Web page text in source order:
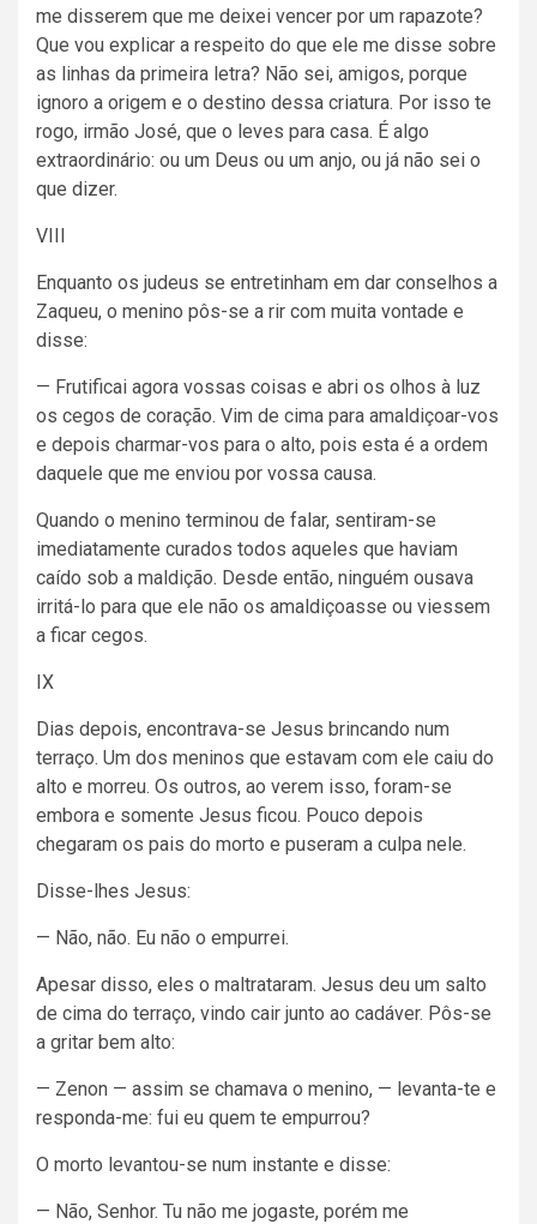
me disserem que me deixei vencer por um rapazote?
Que vou explicar a respeito do que ele me disse sobre
as linhas da primeira letra? Não sei, amigos, porque
ignoro a origem e o destino dessa criatura. Por isso te
rogo, irmão José, que o leves para casa. É algo
extraordinário: ou um Deus ou um anjo, ou já não sei o
que dizer.
VIII
Enquanto os judeus se entretinham em dar conselhos a
Zaqueu, o menino pôs-se a rir com muita vontade e
disse:
— Frutificai agora vossas coisas e abri os olhos à luz
os cegos de coração. Vim de cima para amaldiçoar-vos
e depois charmar-vos para o alto, pois esta é a ordem
daquele que me enviou por vossa causa.
Quando o menino terminou de falar, sentiram-se
imediatamente curados todos aqueles que haviam
caído sob a maldição. Desde então, ninguém ousava
irritá-lo para que ele não os amaldiçoasse ou viessem
a ficar cegos.
IX
Dias depois, encontrava-se Jesus brincando num
terraço. Um dos meninos que estavam com ele caiu do
alto e morreu. Os outros, ao verem isso, foram-se
embora e somente Jesus ficou. Pouco depois
chegaram os pais do morto e puseram a culpa nele.
Disse-lhes Jesus:
— Não, não. Eu não o empurrei.
Apesar disso, eles o maltrataram. Jesus deu um salto
de cima do terraço, vindo cair junto ao cadáver. Pôs-se
a gritar bem alto:
— Zenon — assim se chamava o menino, — levanta-te e
responda-me: fui eu quem te empurrou?
O morto levantou-se num instante e disse:
— Não, Senhor. Tu não me jogaste, porém me